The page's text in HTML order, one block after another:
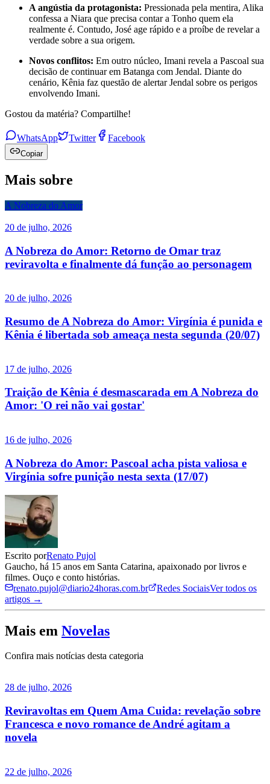
A angústia da protagonista: Pressionada pela mentira, Alika
confessa a Niara que precisa contar a Tonho quem ela
realmente é. Contudo, José age rápido e a proíbe de revelar a
verdade sobre a sua origem.
Novos conflitos: Em outro núcleo, Imani revela a Pascoal sua
decisão de continuar em Batanga com Jendal. Diante do
cenário, Kênia faz questão de alertar Jendal sobre os perigos
envolvendo Imani.
Gostou da matéria? Compartilhe!
WhatsApp Twitter Facebook
Copiar
Mais sobre
A Nobreza do Amor
20 de julho, 2026
A Nobreza do Amor: Retorno de Omar traz
reviravolta e finalmente dá função ao personagem
20 de julho, 2026
Resumo de A Nobreza do Amor: Virgínia é punida e
Kênia é libertada sob ameaça nesta segunda (20/07)
17 de julho, 2026
Traição de Kênia é desmascarada em A Nobreza do
Amor: 'O rei não vai gostar'
16 de julho, 2026
A Nobreza do Amor: Pascoal acha pista valiosa e
Virgínia sofre punição nesta sexta (17/07)
Escrito porRenato Pujol
Gaucho, há 15 anos em Santa Catarina, apaixonado por livros e
filmes. Ouço e conto histórias.
renato.pujol@diario24horas.com.br
Redes SociaisVer todos os
artigos →
Mais em Novelas
Confira mais notícias desta categoria
28 de julho, 2026
Reviravoltas em Quem Ama Cuida: revelação sobre
Francesca e novo romance de André agitam a
novela
22 de julho, 2026